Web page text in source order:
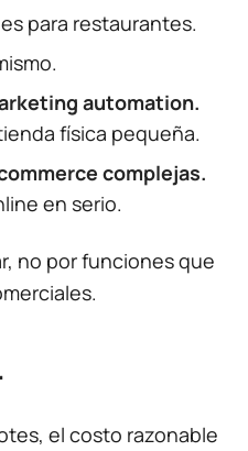
para restaurantes.
automation.
física pequeña.
complejas.
en serio.
no por funciones que
el costo razonable